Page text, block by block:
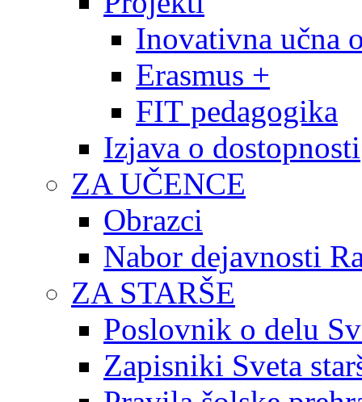
Inovativna učna
Erasmus +
FIT pedagogika
Izjava o dostopnosti
ZA UČENCE
Obrazci
Nabor dejavnosti
ZA STARŠE
Poslovnik o delu
Zapisniki Sveta